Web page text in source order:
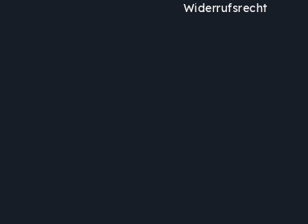
Widerrufsrecht